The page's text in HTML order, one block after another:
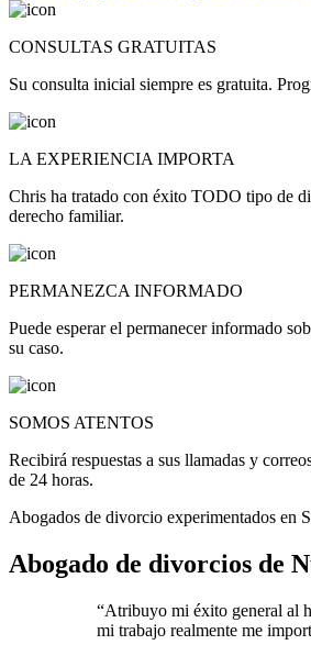
CONSULTAS GRATUITAS
Su consulta inicial siempre es gratuita.
LA EXPERIENCIA IMPORTA
Chris ha tratado con éxito TODO tipo de
derecho familiar.
PERMANEZCA INFORMADO
Puede esperar el permanecer informado
su caso.
SOMOS ATENTOS
Recibirá respuestas a sus llamadas y
de 24 horas.
Abogados de divorcio experimentados en
Abogado de divorcios de
“Atribuyo mi éxito general al
mi trabajo realmente me